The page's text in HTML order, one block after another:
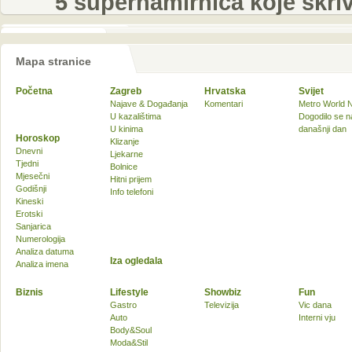
Mapa stranice
Početna Zagreb
Najave & Događanja
U kazalištima
U kinima
Klizanje
Ljekarne
Bolnice
Hitni prijem
Info telefoni
Hrvatska
Komentari
Svijet
Metro World
Dogodilo se
današnji dan
Biznis Lifestyle
Gastro
Auto
Body&Soul
Moda&Stil
Showbiz
Televizija
Fun
Vic dana
Interni vju
Horoskop
Dnevni
Tjedni
Mjesečni
Godišnji
Kineski
Erotski
Sanjarica
Numerologija
Analiza datuma
Analiza imena
Iza ogledala